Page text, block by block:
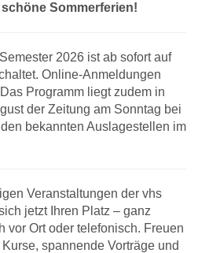
Sommerferien!
2026 ist ab sofort auf
Online-Anmeldungen
Programm liegt zudem in
der Zeitung am Sonntag bei
bekannten Auslagestellen im
Veranstaltungen der vhs
jetzt Ihren Platz – ganz
vor Ort oder telefonisch. Freuen
spannende Vorträge und